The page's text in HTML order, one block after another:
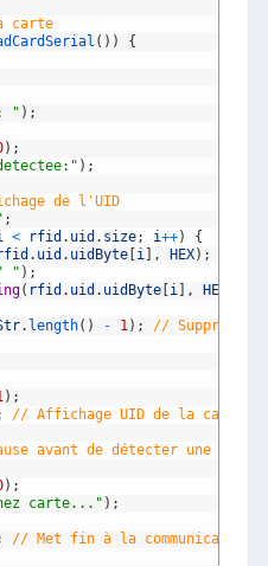
carte
( ) )
{
" ) ;
) ;
) ;
de l'UID
;
< rfid . uid . size; i++)
{
. uid . uidByte [i ] , HEX) ;
" ) ;
( rfid . uid . uidByte [i ] , HEX
. length( ) - 1 ) ; // Supprime
) ;
// Affichage UID de la carte
avant de détecter une
) ;
carte..." ) ;
// Met fin à la communication